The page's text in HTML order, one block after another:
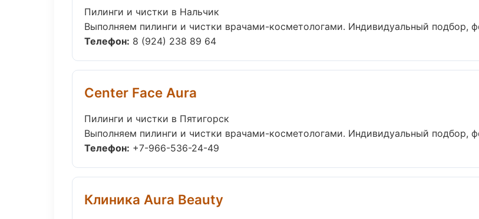
Пилинги и чистки в Нальчик
Выполняем пилинги и чистки врачами-косметологами. Индивидуальный подбор,
Телефон: 8 (924) 238 89 64
Center Face Aura
Пилинги и чистки в Пятигорск
Выполняем пилинги и чистки врачами-косметологами. Индивидуальный подбор,
Телефон: +7-966-536-24-49
Клиника Aura Beauty